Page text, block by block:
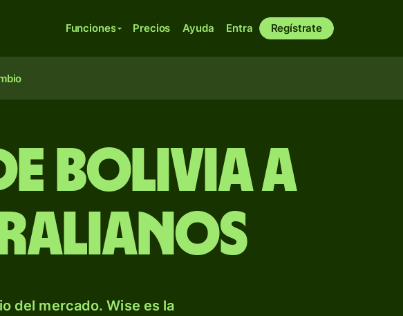
Funciones Precios Ayuda Entra Regístrate
Bolivia a
del mercado. Wise es la